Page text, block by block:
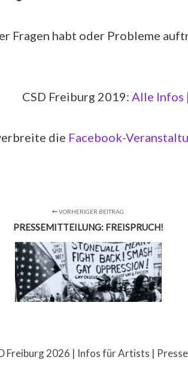
Fragen habt oder Probleme
CSD Freiburg 2019: Alle Infos |
die Facebook-
VORHERIGER BEITRAG
PRESSEMITTEILUNG: FREISPRUCH!
Freiburg 2026 | Infos für Artists | Presse